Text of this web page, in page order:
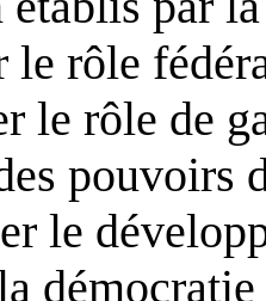
le rôle
le rôle de
pouvoirs
le